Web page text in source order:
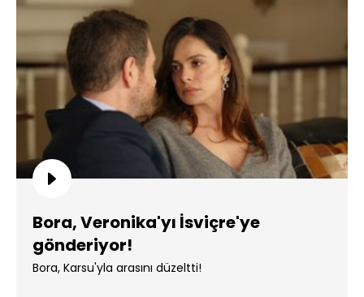
Bora, Veronika'yı İsviçre'ye
gönderiyor!
Bora, Karsu'yla arasını düzeltti!